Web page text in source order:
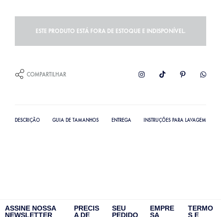
ESTE PRODUTO ESTÁ FORA DE ESTOQUE E INDISPONÍVEL.
COMPARTILHAR
DESCRIÇÃO GUIA DE TAMANHOS ENTREGA INSTRUÇÕES PARA LAVAGEM
ASSINE NOSSA
NEWSLETTER
PRECIS
A DE
SEU
PEDIDO
EMPRE
SA
TERMO
S E